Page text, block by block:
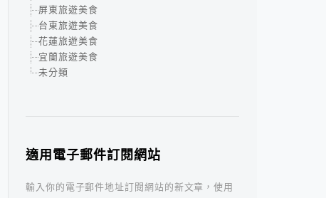
屏東旅遊美食
台東旅遊美食
花蓮旅遊美食
宜蘭旅遊美食
未分類
適用電子郵件訂閱網站
輸入你的電子郵件地址訂閱網站的新文章，使用